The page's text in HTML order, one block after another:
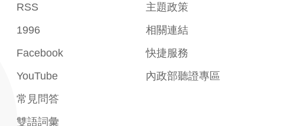
RSS
1996
Facebook
YouTube
常見問答
雙語詞彙
主題政策
相關連結
快捷服務
內政部聽證專區